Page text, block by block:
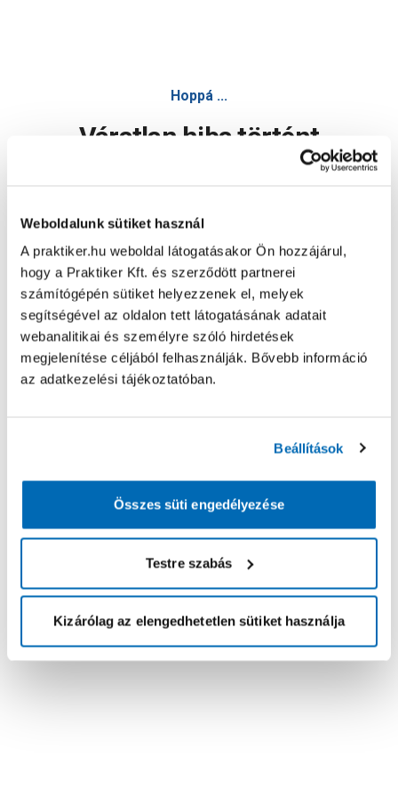
Weboldalunk sütiket használ
A praktiker.hu weboldal látogatásakor Ön hozzájárul,
hogy a Praktiker Kft. és szerződött partnerei
számítógépén sütiket helyezzenek el, melyek
segítségével az oldalon tett látogatásának adatait
webanalitikai és személyre szóló hirdetések
megjelenítése céljából felhasználják. Bővebb információ
az adatkezelési tájékoztatóban.
Beállítások
Összes süti engedélyezése
Testre szabás
Kizárólag az elengedhetetlen sütiket használja
Hoppá ...
Váratlan hiba történt
Oldal újratöltése